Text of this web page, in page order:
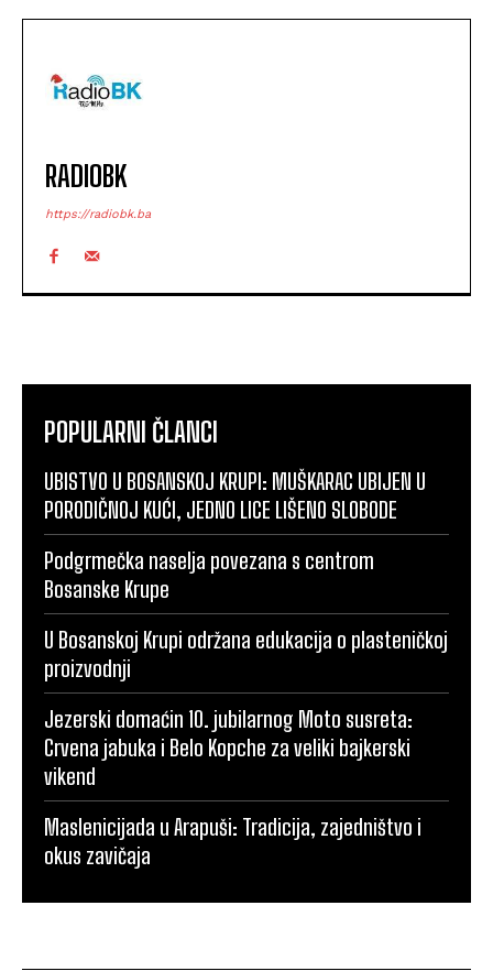
RADIOBK
https://radiobk.ba
POPULARNI ČLANCI
UBISTVO U BOSANSKOJ KRUPI: MUŠKARAC UBIJEN U
PORODIČNOJ KUĆI, JEDNO LICE LIŠENO SLOBODE
Podgrmečka naselja povezana s centrom
Bosanske Krupe
U Bosanskoj Krupi održana edukacija o plasteničkoj
proizvodnji
Jezerski domaćin 10. jubilarnog Moto susreta:
Crvena jabuka i Belo Kopche za veliki bajkerski
vikend
Maslenicijada u Arapuši: Tradicija, zajedništvo i
okus zavičaja